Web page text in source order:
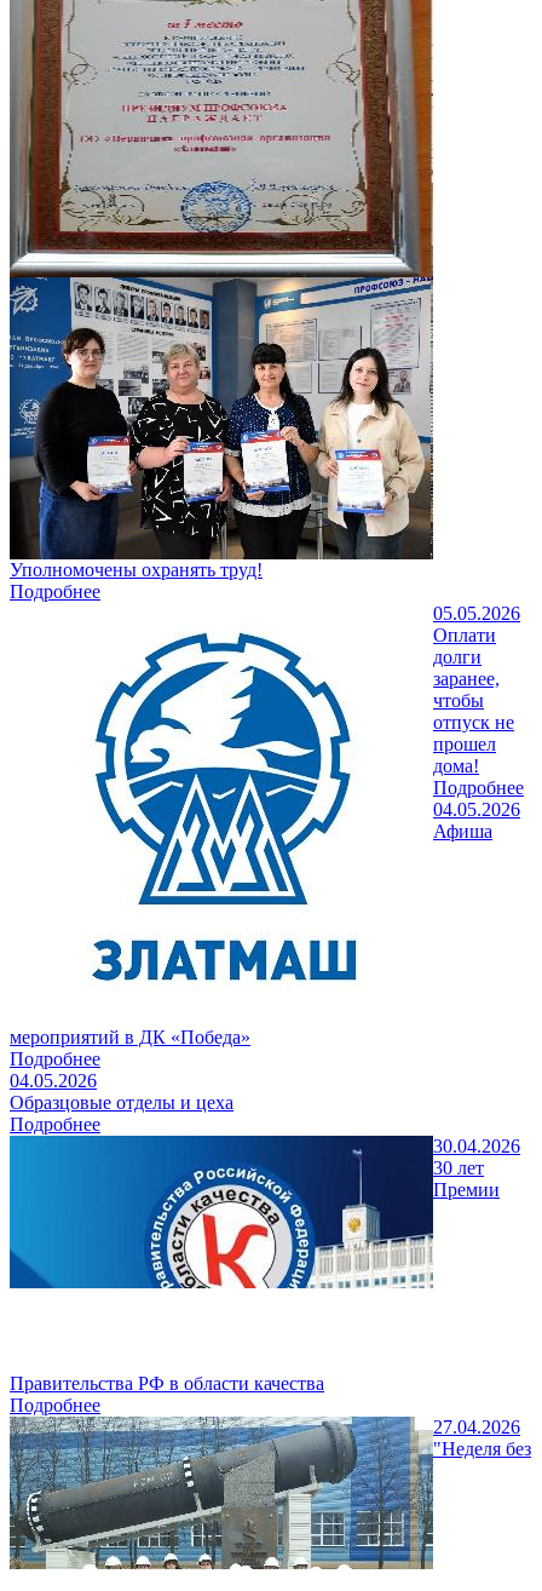
Уполномочены охранять труд!
Подробнее
05.05.2026
Оплати
долги
заранее,
чтобы
отпуск не
прошел
дома!
Подробнее
04.05.2026
Афиша
мероприятий в ДК «Победа»
Подробнее
04.05.2026
Образцовые отделы и цеха
Подробнее
30.04.2026
30 лет
Премии
Правительства РФ в области качества
Подробнее
27.04.2026
"Неделя без